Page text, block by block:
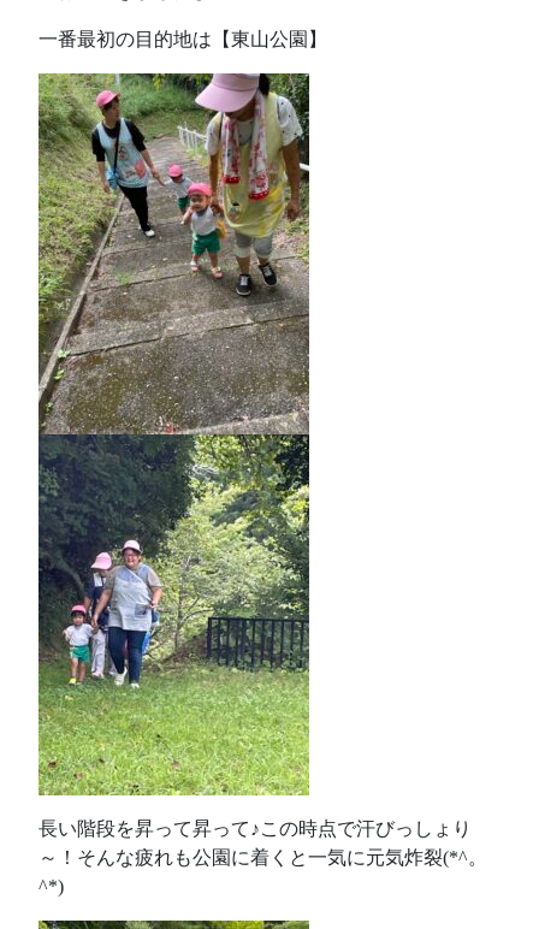
一番最初の目的地は【東山公園】
長い階段を昇って昇って♪この時点で汗びっしょり
～！そんな疲れも公園に着くと一気に元気炸裂(*^。
^*)